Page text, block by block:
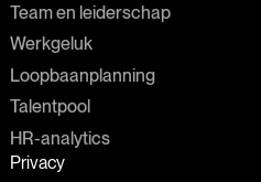
Team en leiderschap
Werkgeluk
Loopbaanplanning
Talentpool
HR-analytics
Privacy